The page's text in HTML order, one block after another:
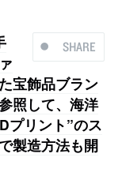
SHARE
宝飾品ブラン
照して、海洋
プリント”のス
製造方法も開